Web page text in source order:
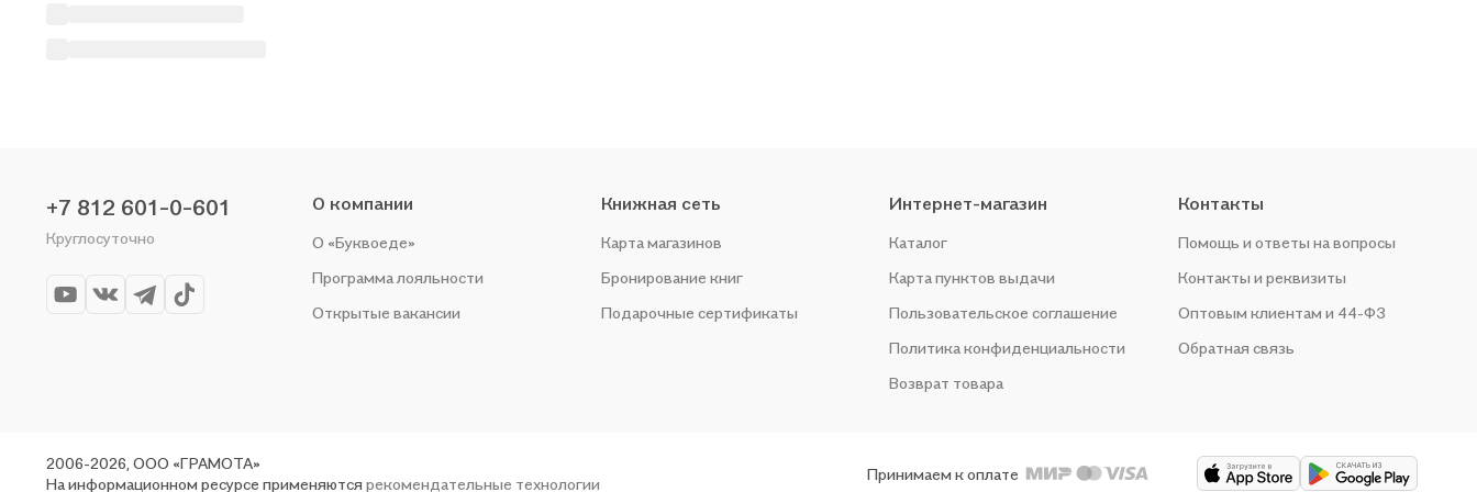
+7 812 601-0-601
Круглосуточно
О компании
О «Буквоеде»
Программа лояльности
Открытые вакансии
Книжная сеть
Карта магазинов
Бронирование книг
Подарочные сертификаты
Интернет-магазин
Каталог
Карта пунктов выдачи
Пользовательское соглашение
Политика конфиденциальности
Возврат товара
Контакты
Помощь и ответы на вопросы
Контакты и реквизиты
Оптовым клиентам и 44-ФЗ
Обратная связь
2006-2026, ООО «ГРАМОТА»
На информационном ресурсе применяются рекомендательные технологии
Принимаем к оплате